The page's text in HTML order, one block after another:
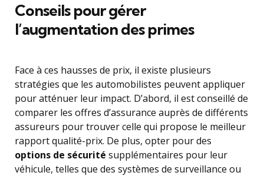
Conseils pour gérer
l’augmentation des primes
Face à ces hausses de prix, il existe plusieurs
stratégies que les automobilistes peuvent appliquer
pour atténuer leur impact. D’abord, il est conseillé de
comparer les offres d’assurance auprès de différents
assureurs pour trouver celle qui propose le meilleur
rapport qualité-prix. De plus, opter pour des
options de sécurité supplémentaires pour leur
véhicule, telles que des systèmes de surveillance ou